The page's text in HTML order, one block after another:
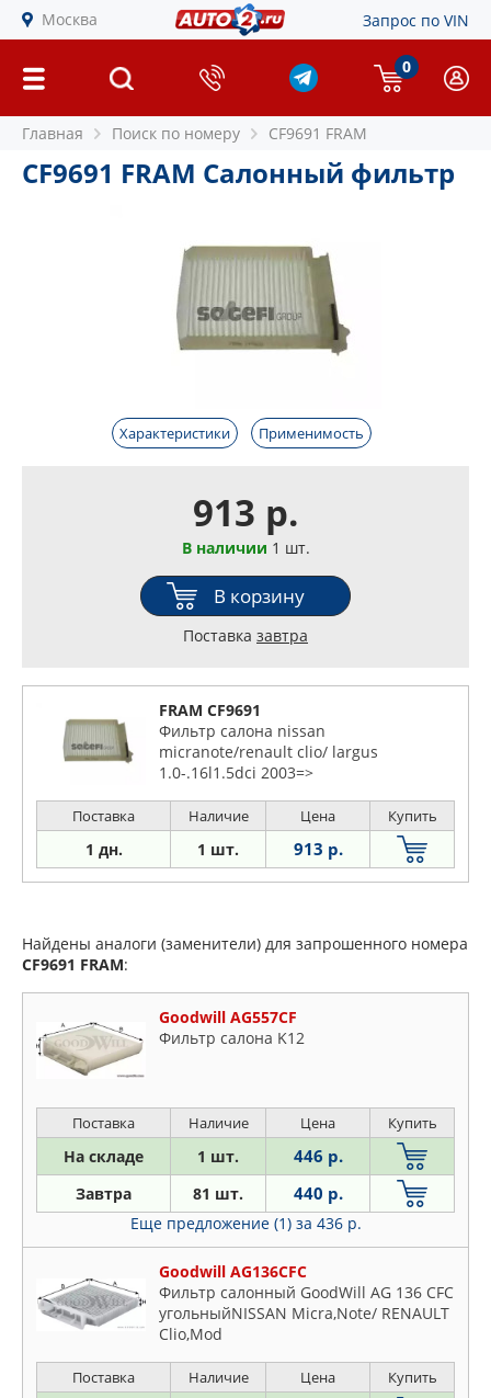
Москва Запрос по VIN
0
Главная Поиск по номеру CF9691 FRAM
CF9691 FRAM Салонный фильтр
Характеристики Применимость
913 р.
В наличии 1 шт.
В корзину
Поставка завтра
FRAM CF9691
Фильтр салона nissan
micranote/renault clio/ largus
1.0-.16l1.5dci 2003=>
Поставка Наличие Цена Купить
1 дн. 1 шт. 913 р.
Найдены аналоги (заменители) для запрошенного номера
CF9691 FRAM:
Goodwill AG557CF
Фильтр салона K12
Поставка Наличие Цена Купить
На складе 1 шт. 446 р.
Завтра 81 шт. 440 р.
Еще предложение (1) за 436 р.
Goodwill AG136CFC
Фильтр салонный GoodWill AG 136 CFC
угольныйNISSAN Micra,Note/ RENAULT
Clio,Mod
Поставка Наличие Цена Купить